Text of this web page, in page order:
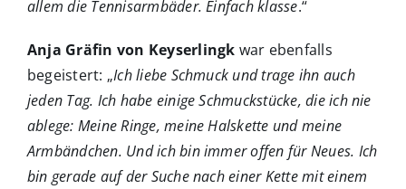
allem die Tennisarmbäder. Einfach klasse.“
Anja Gräfin von Keyserlingk war ebenfalls
begeistert: „Ich liebe Schmuck und trage ihn auch
jeden Tag. Ich habe einige Schmuckstücke, die ich nie
ablege: Meine Ringe, meine Halskette und meine
Armbändchen. Und ich bin immer offen für Neues. Ich
bin gerade auf der Suche nach einer Kette mit einem